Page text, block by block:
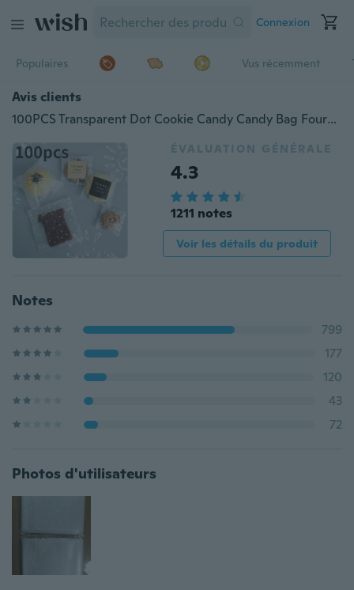
Connexion
Populaires Vus récemment
Avis clients
100PCS Transparent Dot Cookie Candy Candy Bag Fournitures de fête de mariage Sac cadeau Biscuits Snack Biscuits Snack Baking Paquet autocollant Paquet de sacs
ÉVALUATION GÉNÉRALE
4.3
1211 notes
Voir les détails du produit
Notes
799
177
120
43
72
Photos d'utilisateurs